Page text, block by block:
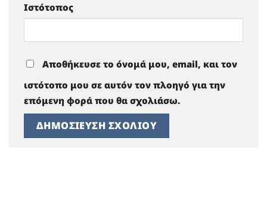
Ιστότοπος
Αποθήκευσε το όνομά μου, email, και τον
ιστότοπο μου σε αυτόν τον πλοηγό για την
επόμενη φορά που θα σχολιάσω.